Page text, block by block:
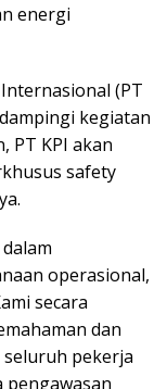
energi
(PT
kegiatan
PT KPI akan
safety
operasional,
secara
dan
seluruh pekerja
pengawasan